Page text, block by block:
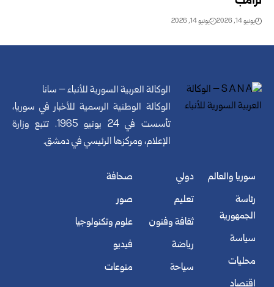
يونيو 14, 2026 يونيو 14, 2026
الوكالة العربية السورية للأنباء – سانا
الوكالة الوطنية الرسمية للأخبار في سوريا،
تأسست في 24 يونيو 1965. تتبع وزارة
الإعلام، ومركزها الرئيسي في دمشق.
سوريا والعالم
رئاسة
الجمهورية
سياسة
محليات
اقتصاد
دولي
تعليم
ثقافة وفنون
رياضة
سياحة
صحافة
صور
علوم وتكنولوجيا
فيديو
منوعات